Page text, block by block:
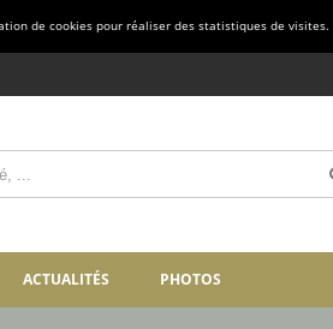
de cookies pour réaliser des statistiques de visites.
ACTUALITÉS PHOTOS